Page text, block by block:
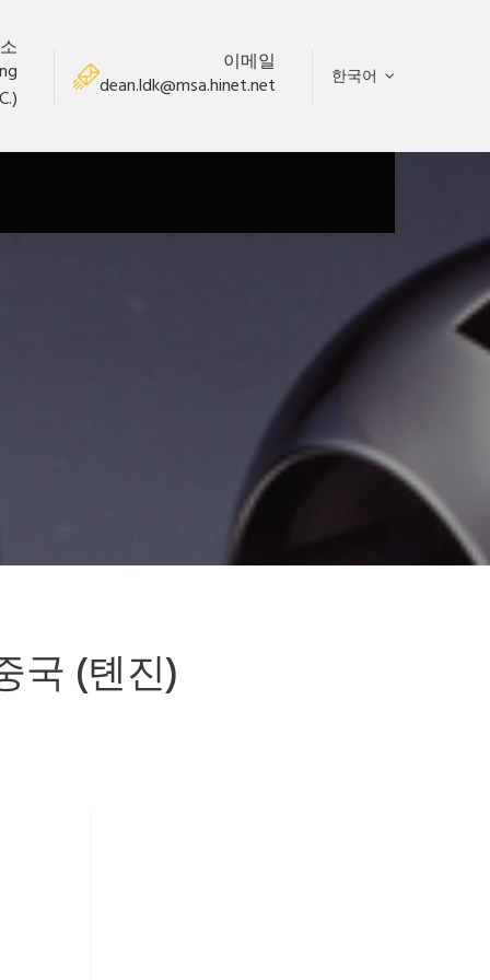
한국어
이메일
dean.ldk@msa.hinet.net
국 (톈진)